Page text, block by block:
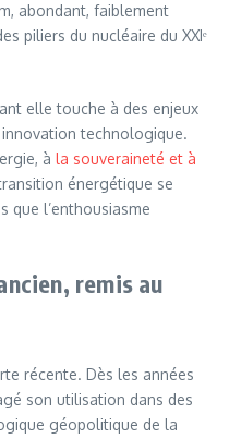
abondant, faiblement
piliers du nucléaire du XXIᵉ
elle touche à des enjeux
technologique.
à la souveraineté et à
énergétique se
que l’enthousiasme
remis au
récente. Dès les années
son utilisation dans des
géopolitique de la